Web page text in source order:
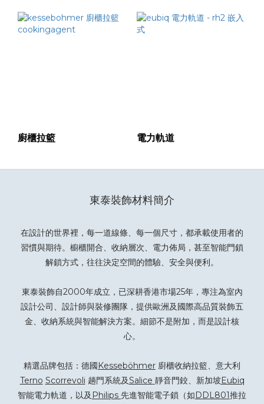
廚櫃拉籃 電力軌道
東泰裝飾材料簡介
在設計的世界裡，每一道線條、每一個尺寸，都承載使用者的
習慣與期待。櫥櫃開合、收納層次、電力佈局，甚至智能門鎖
解鎖方式，往往決定空間的體驗、安全與便利。
東泰裝飾自2000年成立，已深耕香港市場25年，專注為室內
設計公司、設計師與裝修團隊，提供歐洲及國際高品質裝飾五
金、收納系統與智能解決方案。細節不是附加，而是設計核
心。
精選品牌包括：德國 Kesseböhmer 廚櫃收納拉籃、意大利
Terno Scorrevoli 趟門系統及Salice 靜音門鉸、新加坡 Eubiq
智能電力軌道，以及 Philips 先進智能電子鎖（如 DDL801推拉